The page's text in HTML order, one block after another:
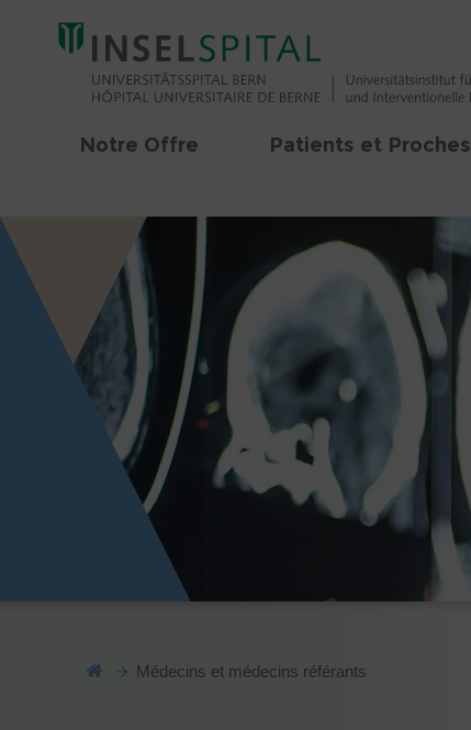
Notre Offre Patients et Proches
Médecins et médecins référants